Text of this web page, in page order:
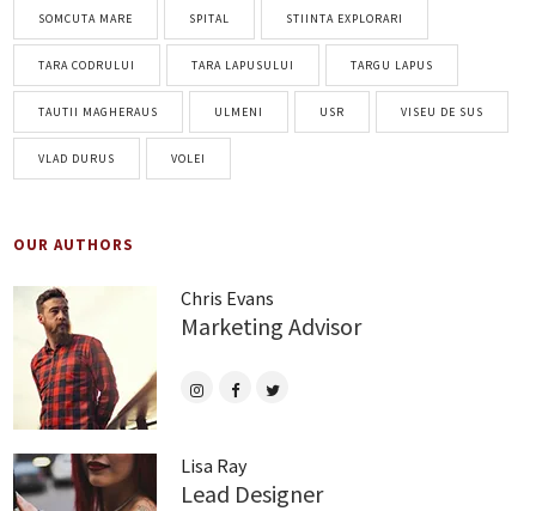
SOMCUTA MARE SPITAL STIINTA EXPLORARI
TARA CODRULUI TARA LAPUSULUI TARGU LAPUS
TAUTII MAGHERAUS ULMENI USR VISEU DE SUS
VLAD DURUS VOLEI
OUR AUTHORS
Chris Evans
Marketing Advisor
Lisa Ray
Lead Designer